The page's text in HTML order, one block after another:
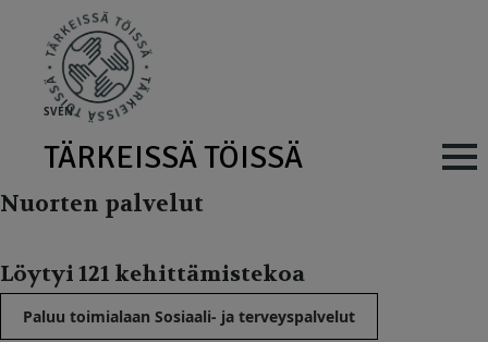
SVEN
TÄRKEISSÄ TÖISSÄ Main
Nuorten palvelut
Löytyi 121 kehittämistekoa
Paluu toimialaan Sosiaali- ja terveyspalvelut